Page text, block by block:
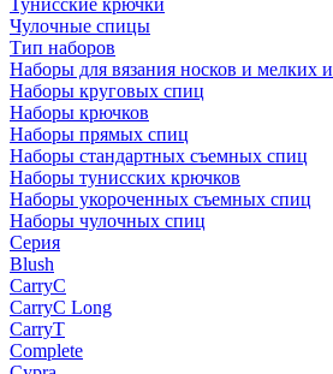
Тунисские крючки
Чулочные спицы
Тип наборов
Наборы для вязания носков и мелких
Наборы круговых спиц
Наборы крючков
Наборы прямых спиц
Наборы стандартных съемных спиц
Наборы тунисских крючков
Наборы укороченных съемных спиц
Наборы чулочных спиц
Серия
Blush
CarryC
CarryC Long
CarryT
Complete